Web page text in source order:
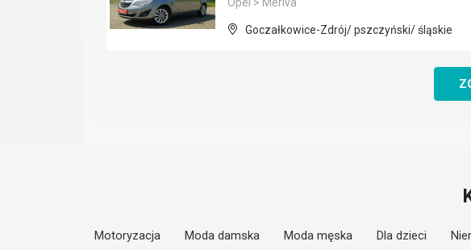
Goczałkowice-Zdrój/ pszczyński/ śląskie
Motoryzacja Moda damska Moda męska Dla dzieci